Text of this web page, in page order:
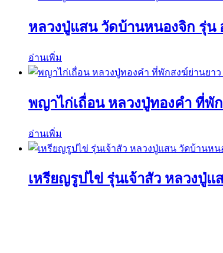
หลวงปู่แสน วัดบ้านหนองจิก รุ่
อ่านเพิ่ม
พญาไก่เถื่อน หลวงปู่ทองคำ ที่พั
อ่านเพิ่ม
เหรียญรูปไข่ รุ่นเจ้าสัว หลวงปู่